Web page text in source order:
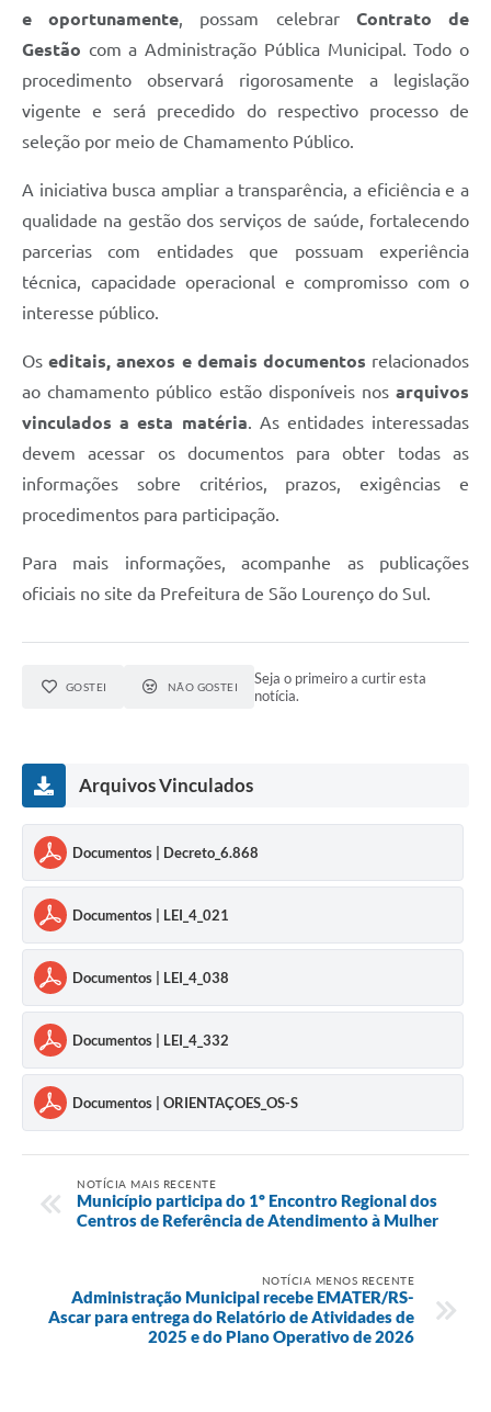
e oportunamente, possam celebrar Contrato de
Gestão com a Administração Pública Municipal. Todo o
procedimento observará rigorosamente a legislação
vigente e será precedido do respectivo processo de
seleção por meio de Chamamento Público.
A iniciativa busca ampliar a transparência, a eficiência e a
qualidade na gestão dos serviços de saúde, fortalecendo
parcerias com entidades que possuam experiência
técnica, capacidade operacional e compromisso com o
interesse público.
Oseditais, anexos e demais documentos relacionados
ao chamamento público estão disponíveis nos arquivos
vinculados a esta matéria. As entidades interessadas
devem acessar os documentos para obter todas as
informações sobre critérios, prazos, exigências e
procedimentos para participação.
Para mais informações, acompanhe as publicações
oficiais no site da Prefeitura de São Lourenço do Sul.
GOSTEI NÃO GOSTEI
Seja o primeiro a curtir esta
notícia.
Arquivos Vinculados
Documentos | Decreto_6.868
Documentos | LEI_4_021
Documentos | LEI_4_038
Documentos | LEI_4_332
Documentos | ORIENTAÇOES_OS-S
NOTÍCIA MAIS RECENTE
Município participa do 1º Encontro Regional dos
Centros de Referência de Atendimento à Mulher
NOTÍCIA MENOS RECENTE
Administração Municipal recebe EMATER/RS-
Ascar para entrega do Relatório de Atividades de
2025 e do Plano Operativo de 2026